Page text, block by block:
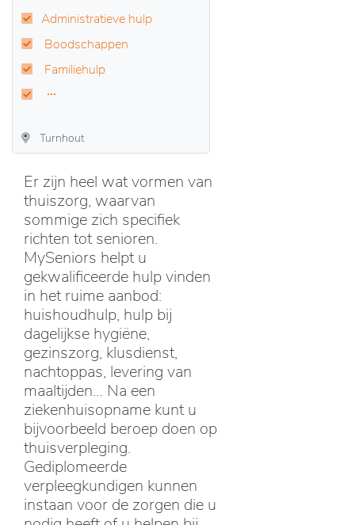
Administratieve hulp
Boodschappen
Familiehulp
Turnhout
Er zijn heel wat vormen van
thuiszorg, waarvan
sommige zich specifiek
richten tot senioren.
MySeniors helpt u
gekwalificeerde hulp vinden
in het ruime aanbod:
huishoudhulp, hulp bij
dagelijkse hygiëne,
gezinszorg, klusdienst,
nachtoppas, levering van
maaltijden… Na een
ziekenhuisopname kunt u
bijvoorbeeld beroep doen op
thuisverpleging.
Gediplomeerde
verpleegkundigen kunnen
instaan voor de zorgen die u